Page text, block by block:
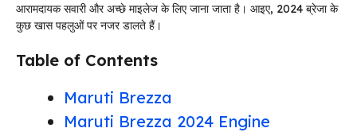
आरामदायक सवारी और अच्छे माइलेज के लिए जाना जाता है। आइए, 2024 ब्रेजा के
कुछ खास पहलुओं पर नजर डालते हैं।
Table of Contents
Maruti Brezza
Maruti Brezza 2024 Engine